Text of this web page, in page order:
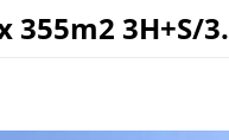
355m2 3H+S/